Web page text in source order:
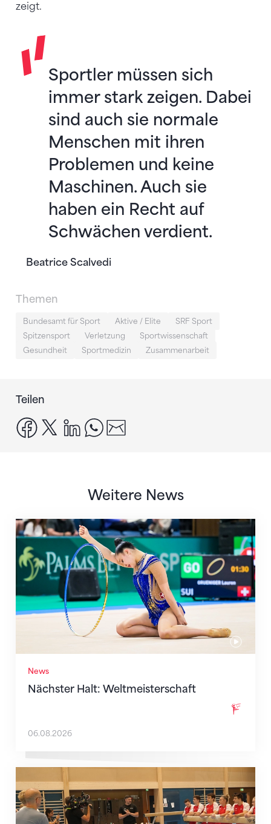
zeigt.
Beatrice Scalvedi
Sportler müssen sich
immer stark zeigen. Dabei
sind auch sie normale
Menschen mit ihren
Problemen und keine
Maschinen. Auch sie
haben ein Recht auf
Schwächen verdient.
Themen
Bundesamt für Sport Aktive / Elite
SRF Sport
Spitzensport
Verletzung
Sportwissenschaft
Gesundheit
Sportmedizin Zusammenarbeit
Teilen
facebook
x linkedinwhatsapp
Weitere News
News
Nächster Halt: Weltmeisterschaft
Nächster Halt: Weltmeisterschaft
06.08.2026
Mit klaren Zielen nach Zagreb